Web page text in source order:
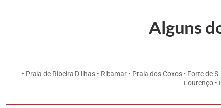
Alguns
• Praia de Ribeira D’ilhas • Ribamar • Praia dos Coxos • Forte
Lourenço •